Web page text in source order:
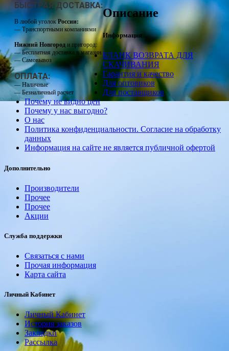
БЫСТРАЯ ДОСТАВКА:
В любой уголокРоссии:
— Транспортными компаниями
Нижний Новгороди пригород:
— Бесплатная доставка в магазин
— Самовывоз
ОПЛАТА:
— Наличные
— Безналичный расчет
Описание
Информация
БЛАНК ВОЗВРАТА ДЛЯ
СКАЧИВАНИЯ
Гарантия и качество
Для оптовиков
Для поставщиков
Почему не видно цен
Почему у нас выгодно?
О нас
Политика конфиденциальности. Согласие на обработку
данных
Информация на сайте не является публичной офертой
Дополнительно
Производители
Прочее
Прочее
Акции
Служба поддержки
Связаться с нами
Прочая информация
Карта сайта
Личный Кабинет
Личный Кабинет
История заказов
Закладки
Рассылка